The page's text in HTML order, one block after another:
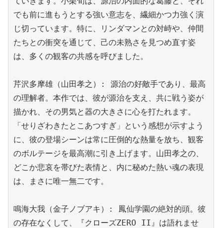
でも前に進もうとする強い意志を、繊細かつ力強く演
じ切っています。特に、リンダマンとの対峙や、仲間
たちとの衝突を通じて、己の未熟さを見つめ直す姿
は、多くの観客の共感を呼びました。
芹沢多摩雄（山田孝之）: 源治の好敵手であり、最高
の理解者。本作では、彼が源治を支え、共に戦う姿が
描かれ、その男気と器の大きさに心を打たれます。
「せりざわきたとこあつすぎ」という感想が示すよう
に、彼の登場シーンは常に圧倒的な熱量を放ち、観客
のボルテージを最高潮に引き上げます。山田孝之の、
どこか悲哀を帯びた表情と、内に秘めた熱い魂の表現
は、まさに唯一無二です。
鳴海大我（金子ノブアキ）: 鳳仙学園の絶対的頭。彼
の存在なくして、『クローズZERO II』は語れませ